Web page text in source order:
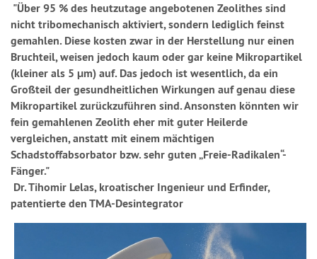
"Über 95 % des heutzutage angebotenen Zeolithes sind
nicht tribomechanisch aktiviert, sondern lediglich feinst
gemahlen. Diese kosten zwar in der Herstellung nur einen
Bruchteil, weisen jedoch kaum oder gar keine Mikropartikel
(kleiner als 5 μm) auf. Das jedoch ist wesentlich, da ein
Großteil der gesundheitlichen Wirkungen auf genau diese
Mikropartikel zurückzuführen sind. Ansonsten könnten wir
fein gemahlenen Zeolith eher mit guter Heilerde
vergleichen, anstatt mit einem mächtigen
Schadstoffabsorbator bzw. sehr guten „Freie-Radikalen“-
Fänger."
Dr. Tihomir Lelas, kroatischer Ingenieur und Erfinder,
patentierte den TMA-Desintegrator